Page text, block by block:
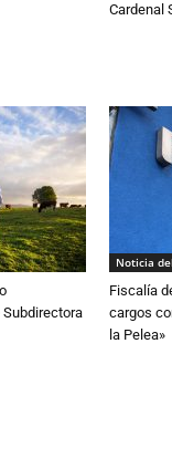
Cardenal
Noticia
Fiscalía
cargos
la Pelea»